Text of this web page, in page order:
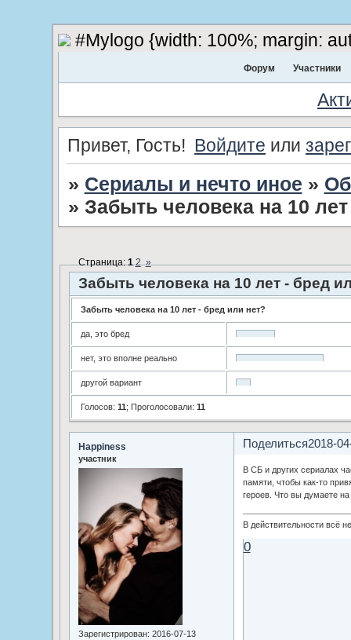
#Mylogo {width: 100%; margin:
Форум Участники
Привет, Гость! Войдите или
» Сериалы и нечто иное »
» Забыть человека на 10
Забыть человека на 10 лет - бред
Страница:1 2 »
Забыть человека на 10 лет - бред или нет?
да, это бред
нет, это вполне реально
другой вариант
Голосов: 11; Проголосовали: 11
Поделиться2018-
Happiness
участник
Зарегистрирован: 2016-07-13
В СБ и других сериалах
памяти, чтобы как-то
героев. Что вы думаете
В действительности всё
0